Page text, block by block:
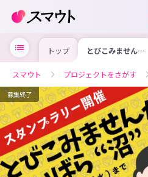
トップ とびこみません
か？まいばら沼
ンプラリー
スマウト プロジェクトをさがす
募集終了